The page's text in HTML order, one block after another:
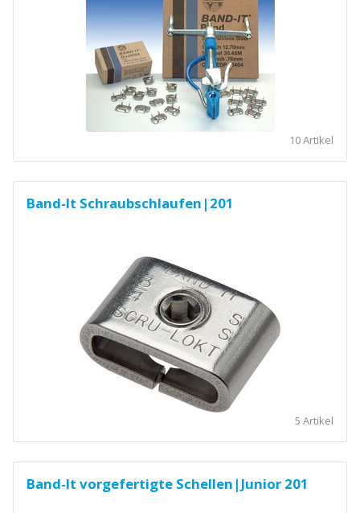
10 Artikel
Band-It Schraubschlaufen|201
5 Artikel
Band-It vorgefertigte Schellen|Junior 201